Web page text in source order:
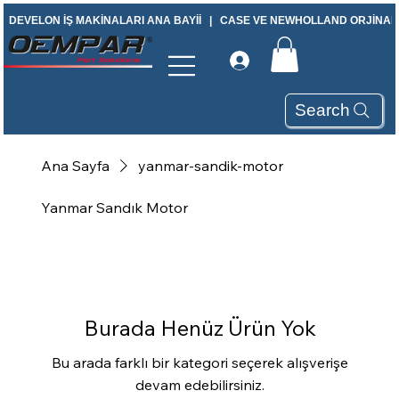
DEVELON İŞ MAKİNALARI ANA BAYİİ   |   CASE VE NEWHOLLAND
Search
Ana Sayfa yanmar-sandik-motor
Yanmar Sandık Motor
Burada Henüz Ürün Yok
Bu arada farklı bir kategori seçerek alışverişe
devam edebilirsiniz.